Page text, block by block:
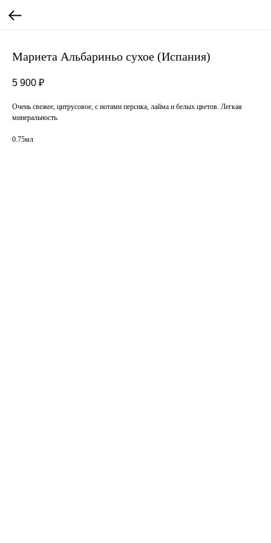
Мариета Альбариньо сухое (Испания)
5 900 ₽
Очень свежее, цитрусовое, с нотами персика, лайма и белых цветов. Легкая
минеральность.
0.75мл